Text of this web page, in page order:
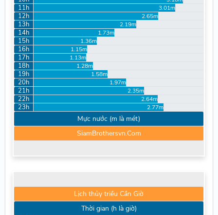
11h 3.01m
12h 2.65m
13h 2.19m
14h 1.73m
15h 1.36m
16h 1.15m
17h 1.13m
18h 1.28m
19h 1.58m
20h 1.97m
21h 2.35m
22h 2.64m
23h 2.77m
Mực nước (m là mét)
SiamBrothersvn.Com
Lịch thủy triều Cần Giờ
Thời gian (h là giờ)